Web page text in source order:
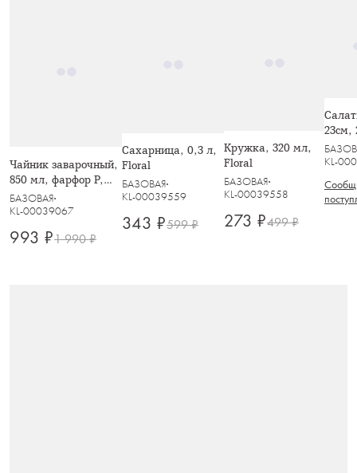
Чайник заварочный,
850 мл, фарфор P,
белая, Волны, Floral
БАЗОВАЯ
KL-00039067
993 ₽1 990 ₽
Сахарница, 0,3 л,
Floral
БАЗОВАЯ
KL-00039559
343 ₽599 ₽
Кружка, 320 мл,
Floral
БАЗОВАЯ
KL-00039558
273 ₽499 ₽
23см,
KL-